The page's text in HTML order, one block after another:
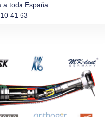
toda España.
41 63